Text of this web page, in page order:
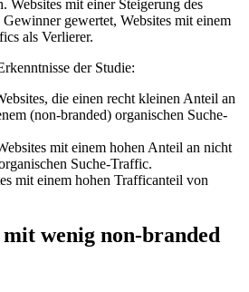
Websites mit einer Steigerung des
gewertet, Websites mit einem
als Verlierer.
der Studie:
die einen recht kleinen Anteil an
(non-branded) organischen Suche-
mit einem hohen Anteil an nicht
Suche-Traffic.
mit einem hohen Trafficanteil von
wenig non-branded